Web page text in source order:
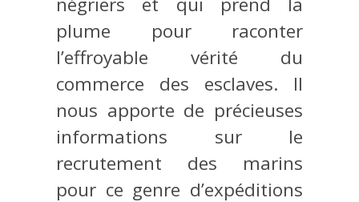
plume pour raconter
l’effroyable vérité du
commerce des esclaves. Il
nous apporte de précieuses
informations sur le
recrutement des marins
pour ce genre d’expéditions